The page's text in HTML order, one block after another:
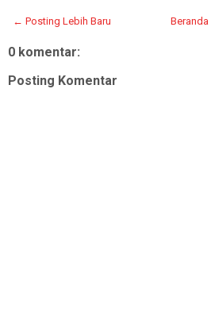
← Posting Lebih Baru Beranda
0 komentar:
Posting Komentar